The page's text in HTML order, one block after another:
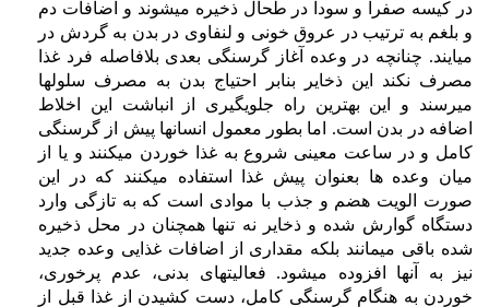
در کیسه صفرا و سودا در طحال ذخیره میشوند و اضافات دم
و بلغم به ترتیب در عروق خونی و لنفاوی در بدن به گردش در
میایند. چنانچه در وعده آغاز گرسنگی بعدی بلافاصله فرد غذا
مصرف نکند این ذخایر بنابر احتیاج بدن به مصرف سلولها
میرسند و این بهترین راه جلویگیری از انباشت این اخلاط
اضافه در بدن است. اما بطور معمول انسانها پیش از گرسنگی
کامل و در ساعت معینی شروع به غذا خوردن میکنند و یا از
میان وعده ها بعنوان پیش غذا استفاده میکنند که در این
صورت الویت هضم و جذب با موادی است که به تازگی وارد
دستگاه گوارش شده و ذخایر نه تنها همچنان در محل ذخیره
شده باقی میمانند بلکه مقداری از اضافات غذایی وعده جدید
نیز به آنها افزوده میشود. فعالیتهای بدنی، عدم پرخوری،
خوردن به هنگام گرسنگی کامل، دست کشیدن از غذا قبل از